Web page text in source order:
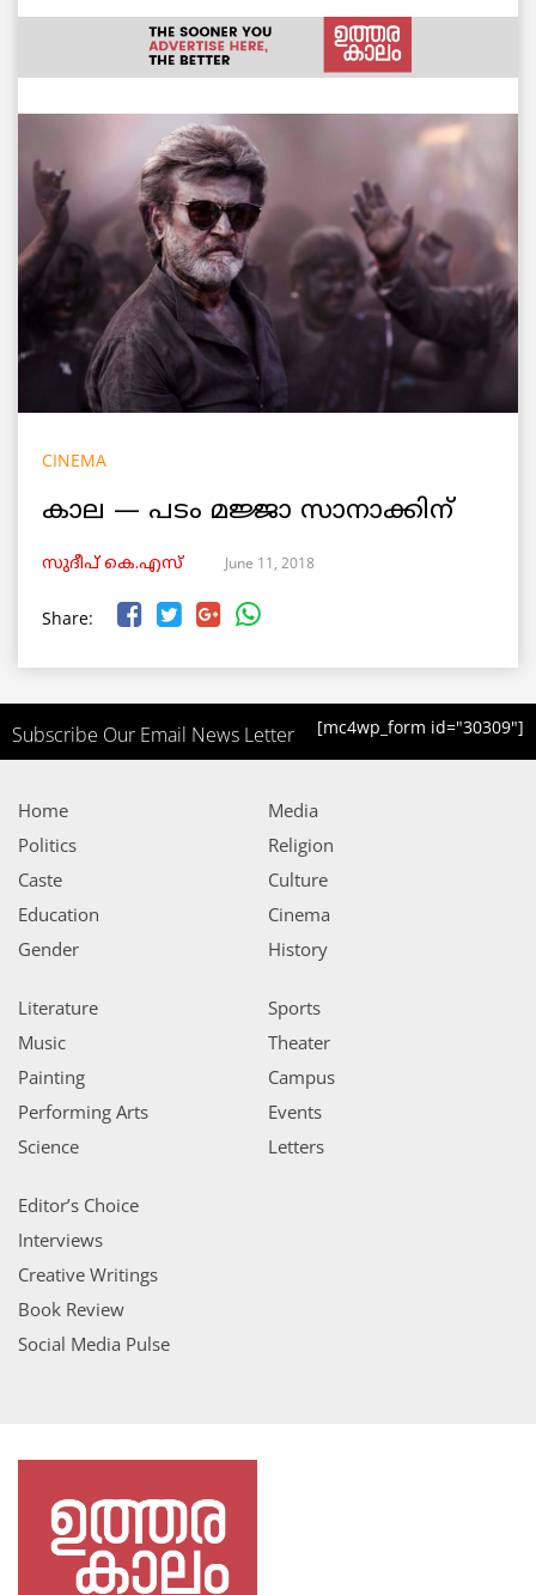
CINEMA
കാല — പടം മജ്ജാ സാനാക്കിന്
സുദീപ് കെ.എസ് June 11, 2018
Share:
Subscribe Our Email News Letter [mc4wp_form id="30309"]
Home
Politics
Caste
Education
Gender
Media
Religion
Culture
Cinema
History
Literature
Music
Painting
Performing Arts
Science
Sports
Theater
Campus
Events
Letters
Editor’s Choice
Interviews
Creative Writings
Book Review
Social Media Pulse